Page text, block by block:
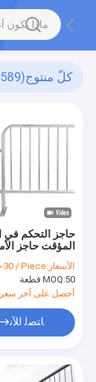
كلّ منتوج(589)
حاجز التحكم في
المؤقت حاجز
الحدث السياج
الأسعار:30 / Piece
MOQ:50 قطعة
أحصل على آخر سعر
ﺎﺘﺼﻟ ﺍﻶﻧ